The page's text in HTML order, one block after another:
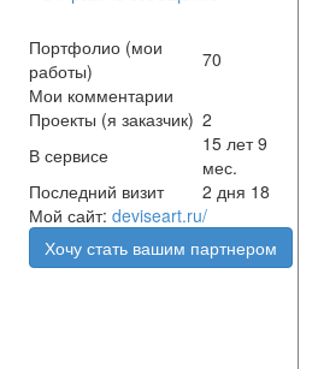
Портфолио (мои
работы)
70
Мои комментарии
Проекты (я заказчик) 2
В сервисе
15 лет 9
мес.
Последний визит
2 дня 18
Мой сайт: deviseart.ru/
Хочу стать вашим партнером